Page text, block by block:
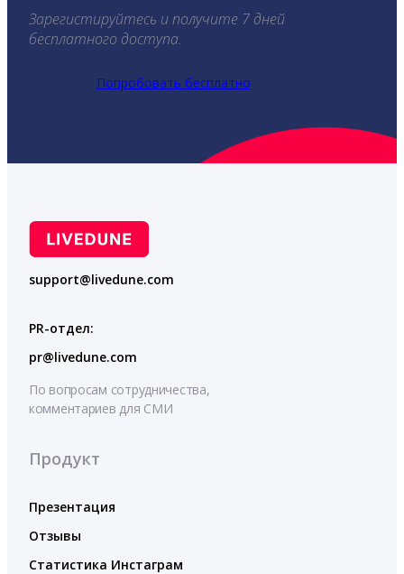
Зарегистируйтесь и получите 7 дней
бесплатного доступа.
Попробовать бесплатно
support@livedune.com
PR-отдел:
pr@livedune.com
По вопросам сотрудничества,
комментариев для СМИ
Продукт
Презентация
Отзывы
Статистика Инстаграм